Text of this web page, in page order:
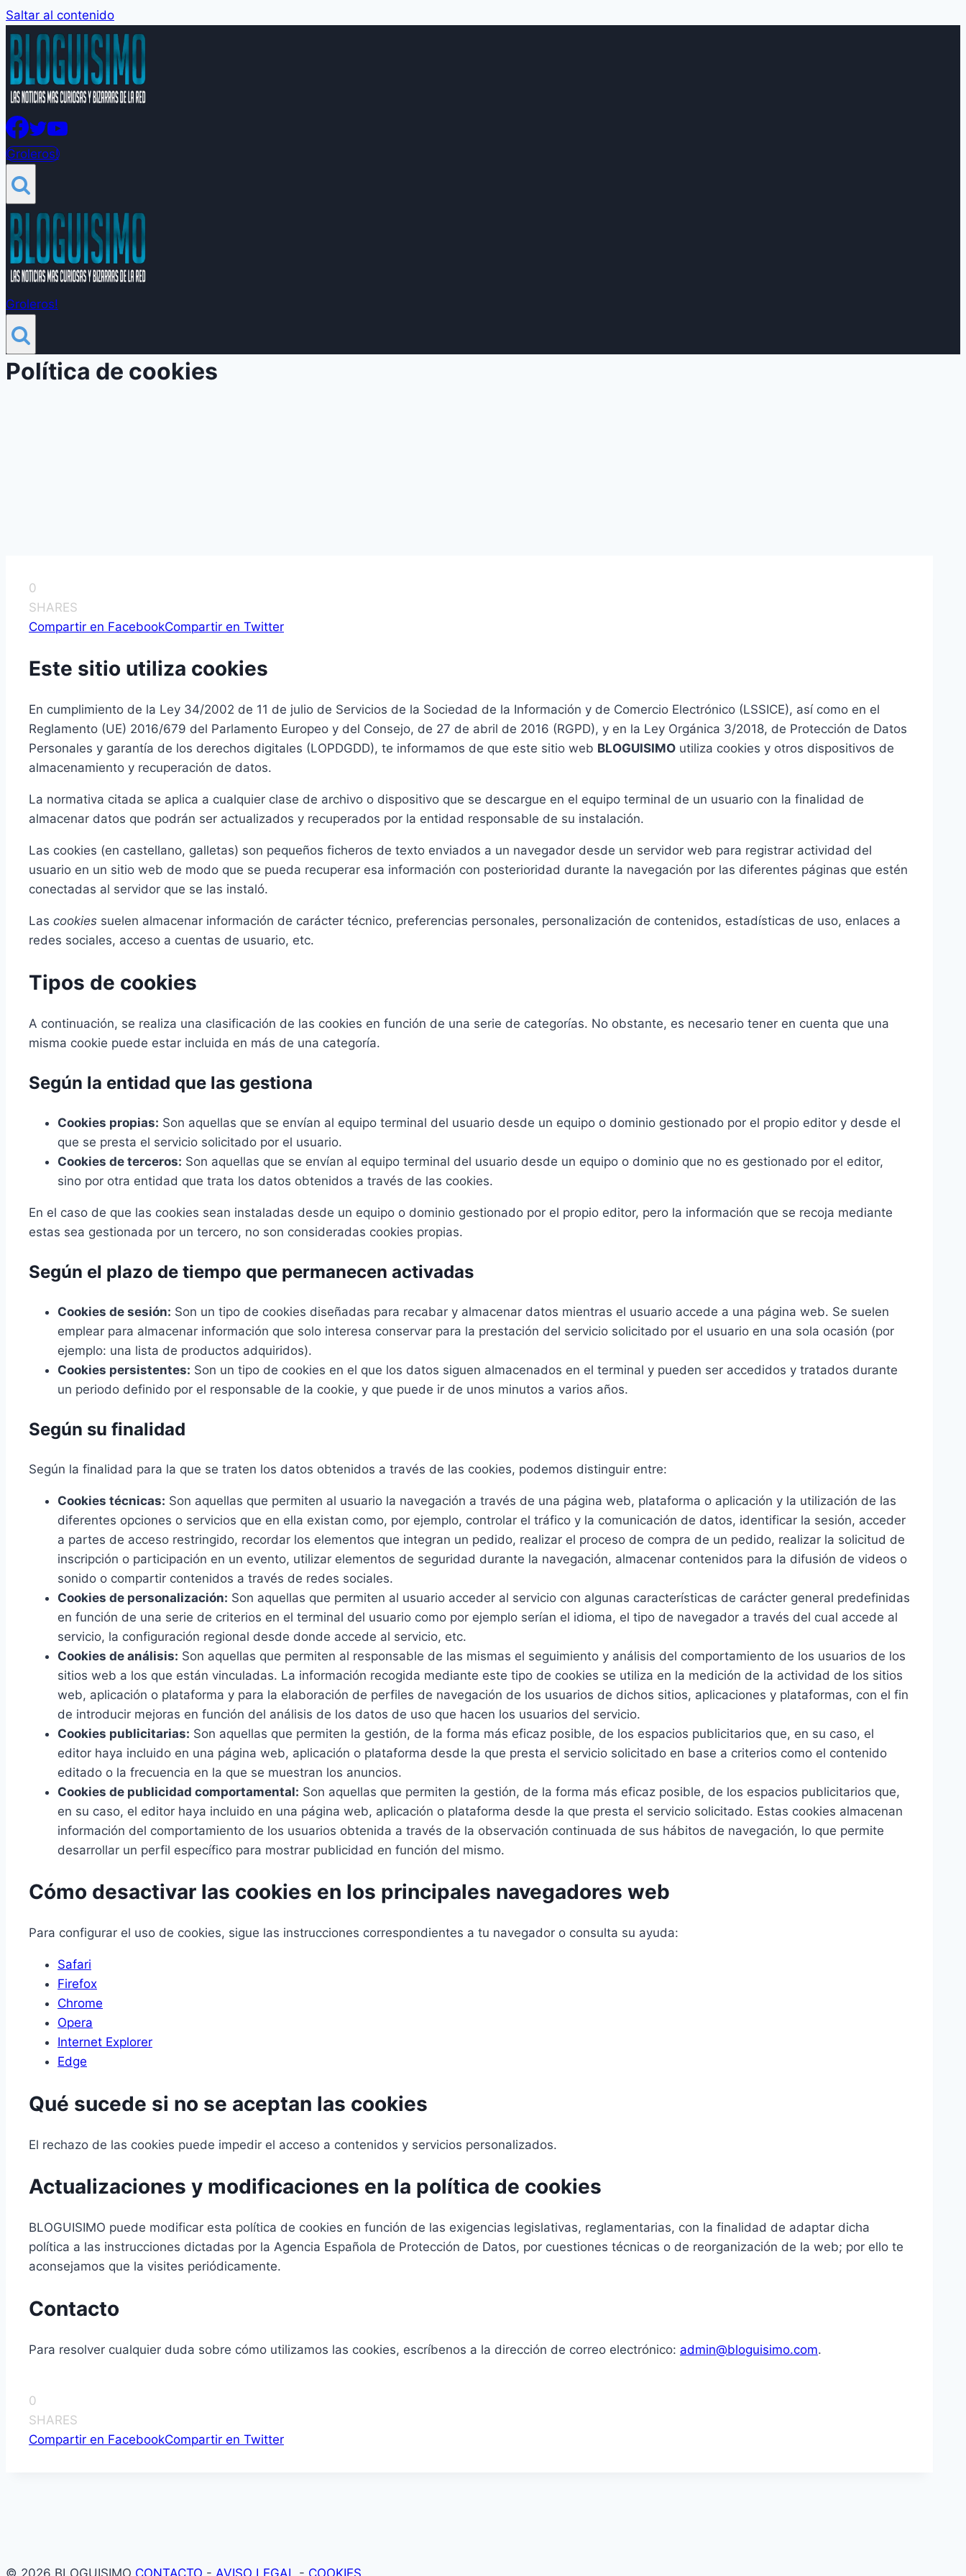
Saltar al contenido
Groleros!
Groleros!
Política de cookies
0
SHARES
Compartir en FacebookCompartir en Twitter
Este sitio utiliza cookies
En cumplimiento de la Ley 34/2002 de 11 de julio de Servicios de la Sociedad de la Información y de Comercio Electrónico (LSSICE), así como en el
Reglamento (UE) 2016/679 del Parlamento Europeo y del Consejo, de 27 de abril de 2016 (RGPD), y en la Ley Orgánica 3/2018, de Protección de Datos
Personales y garantía de los derechos digitales (LOPDGDD), te informamos de que este sitio web BLOGUISIMO utiliza cookies y otros dispositivos de
almacenamiento y recuperación de datos.
La normativa citada se aplica a cualquier clase de archivo o dispositivo que se descargue en el equipo terminal de un usuario con la finalidad de
almacenar datos que podrán ser actualizados y recuperados por la entidad responsable de su instalación.
Las cookies (en castellano, galletas) son pequeños ficheros de texto enviados a un navegador desde un servidor web para registrar actividad del
usuario en un sitio web de modo que se pueda recuperar esa información con posterioridad durante la navegación por las diferentes páginas que estén
conectadas al servidor que se las instaló.
Las cookies suelen almacenar información de carácter técnico, preferencias personales, personalización de contenidos, estadísticas de uso, enlaces a
redes sociales, acceso a cuentas de usuario, etc.
Tipos de cookies
A continuación, se realiza una clasificación de las cookies en función de una serie de categorías. No obstante, es necesario tener en cuenta que una
misma cookie puede estar incluida en más de una categoría.
Según la entidad que las gestiona
Cookies propias: Son aquellas que se envían al equipo terminal del usuario desde un equipo o dominio gestionado por el propio editor y desde el
que se presta el servicio solicitado por el usuario.
Cookies de terceros: Son aquellas que se envían al equipo terminal del usuario desde un equipo o dominio que no es gestionado por el editor,
sino por otra entidad que trata los datos obtenidos a través de las cookies.
En el caso de que las cookies sean instaladas desde un equipo o dominio gestionado por el propio editor, pero la información que se recoja mediante
estas sea gestionada por un tercero, no son consideradas cookies propias.
Según el plazo de tiempo que permanecen activadas
Cookies de sesión: Son un tipo de cookies diseñadas para recabar y almacenar datos mientras el usuario accede a una página web. Se suelen
emplear para almacenar información que solo interesa conservar para la prestación del servicio solicitado por el usuario en una sola ocasión (por
ejemplo: una lista de productos adquiridos).
Cookies persistentes: Son un tipo de cookies en el que los datos siguen almacenados en el terminal y pueden ser accedidos y tratados durante
un periodo definido por el responsable de la cookie, y que puede ir de unos minutos a varios años.
Según su finalidad
Según la finalidad para la que se traten los datos obtenidos a través de las cookies, podemos distinguir entre:
Cookies técnicas: Son aquellas que permiten al usuario la navegación a través de una página web, plataforma o aplicación y la utilización de las
diferentes opciones o servicios que en ella existan como, por ejemplo, controlar el tráfico y la comunicación de datos, identificar la sesión, acceder
a partes de acceso restringido, recordar los elementos que integran un pedido, realizar el proceso de compra de un pedido, realizar la solicitud de
inscripción o participación en un evento, utilizar elementos de seguridad durante la navegación, almacenar contenidos para la difusión de videos o
sonido o compartir contenidos a través de redes sociales.
Cookies de personalización: Son aquellas que permiten al usuario acceder al servicio con algunas características de carácter general predefinidas
en función de una serie de criterios en el terminal del usuario como por ejemplo serían el idioma, el tipo de navegador a través del cual accede al
servicio, la configuración regional desde donde accede al servicio, etc.
Cookies de análisis: Son aquellas que permiten al responsable de las mismas el seguimiento y análisis del comportamiento de los usuarios de los
sitios web a los que están vinculadas. La información recogida mediante este tipo de cookies se utiliza en la medición de la actividad de los sitios
web, aplicación o plataforma y para la elaboración de perfiles de navegación de los usuarios de dichos sitios, aplicaciones y plataformas, con el fin
de introducir mejoras en función del análisis de los datos de uso que hacen los usuarios del servicio.
Cookies publicitarias: Son aquellas que permiten la gestión, de la forma más eficaz posible, de los espacios publicitarios que, en su caso, el
editor haya incluido en una página web, aplicación o plataforma desde la que presta el servicio solicitado en base a criterios como el contenido
editado o la frecuencia en la que se muestran los anuncios.
Cookies de publicidad comportamental: Son aquellas que permiten la gestión, de la forma más eficaz posible, de los espacios publicitarios que,
en su caso, el editor haya incluido en una página web, aplicación o plataforma desde la que presta el servicio solicitado. Estas cookies almacenan
información del comportamiento de los usuarios obtenida a través de la observación continuada de sus hábitos de navegación, lo que permite
desarrollar un perfil específico para mostrar publicidad en función del mismo.
Cómo desactivar las cookies en los principales navegadores web
Para configurar el uso de cookies, sigue las instrucciones correspondientes a tu navegador o consulta su ayuda:
Safari
Firefox
Chrome
Opera
Internet Explorer
Edge
Qué sucede si no se aceptan las cookies
El rechazo de las cookies puede impedir el acceso a contenidos y servicios personalizados.
Actualizaciones y modificaciones en la política de cookies
BLOGUISIMO puede modificar esta política de cookies en función de las exigencias legislativas, reglamentarias, con la finalidad de adaptar dicha
política a las instrucciones dictadas por la Agencia Española de Protección de Datos, por cuestiones técnicas o de reorganización de la web; por ello te
aconsejamos que la visites periódicamente.
Contacto
Para resolver cualquier duda sobre cómo utilizamos las cookies, escríbenos a la dirección de correo electrónico: admin@bloguisimo.com.
0
SHARES
Compartir en FacebookCompartir en Twitter
© 2026 BLOGUISIMO CONTACTO - AVISO LEGAL - COOKIES